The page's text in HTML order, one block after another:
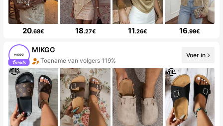
20.68€ 18.27€ 11.26€ 16.99€
MIKGG
Toename van volgers 119%
Voer in